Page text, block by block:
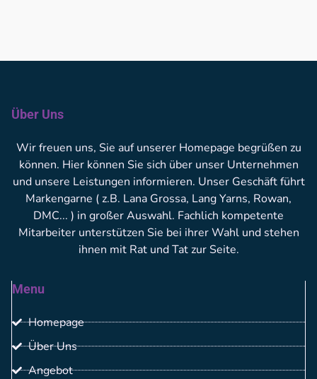
Über Uns
Wir freuen uns, Sie auf unserer Homepage begrüßen zu
können. Hier können Sie sich über unser Unternehmen
und unsere Leistungen informieren. Unser Geschäft führt
Markengarne ( z.B. Lana Grossa, Lang Yarns, Rowan,
DMC... ) in großer Auswahl. Fachlich kompetente
Mitarbeiter unterstützen Sie bei ihrer Wahl und stehen
ihnen mit Rat und Tat zur Seite.
Menu
Homepage
Über Uns
Angebot